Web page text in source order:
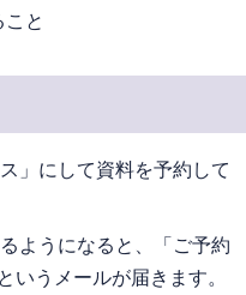
と
」にして資料を予約して
ようになると、「ご予約
いうメールが届きます。